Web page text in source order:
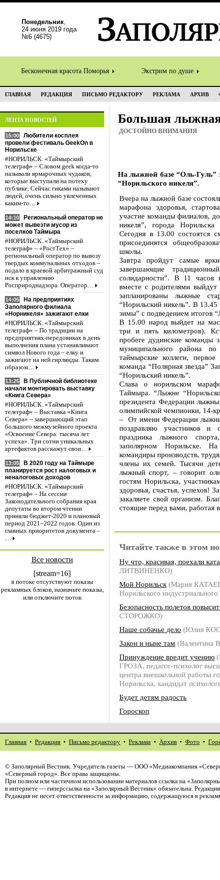
Понедельник,
24 июня 2019 года
№6 (4675)
Бесконечная красота Поморья Экстрим по душе
ГЛАВНАЯ РЕДАКЦИЯ ПИСЬМО РЕДАКТОРУ РЕКЛАМА АРХИВ
ЛЕНТА НОВОСТЕЙ
15:00
Любители косплея
провели фестиваль GeekOn в
Норильске
#НОРИЛЬСК. «Таймырский
телеграф» – Словом geek когда-то
называли ярмарочных чудаков,
которые выступали на потеху
публике. Сейчас гиками называют
людей, очень сильно увлеченных
каким-то…
14:10
Региональный оператор не
может вывезти мусор из
поселков Таймыра
#НОРИЛЬСК. «Таймырский
телеграф» – «РостТех» –
региональный оператор по вывозу
твердых коммунальных отходов –
подало в краевой арбитражный суд
иск к управлению
Росприроднадзора. Оператор…
14:05
На предприятиях
Заполярного филиала
«Норникеля» зажигают елки
#НОРИЛЬСК. «Таймырский
телеграф» – По традиции на
предприятиях-передовиках в день
выполнения плана устанавливают
символ Нового года – елку и
зажигают на ней гирлянды. Таким
образом…
13:25
В Публичной библиотеке
начали монтировать выставку
«Книга Севера»
#НОРИЛЬСК. «Таймырский
телеграф» – Выставка «Книга
Севера» – завершающий этап
большого межмузейного проекта
«Освоение Севера: тысяча лет
успеха». Три сотни уникальных
артефактов расскажут свои…
13:05
В 2020 году на Таймыре
планируется рост налоговых и
неналоговых доходов
#НОРИЛЬСК. «Таймырский
телеграф» – На сессии
Законодательного собрания края
депутаты во втором чтении
приняли бюджет-2020 и плановый
период 2021–2022 годов. Один из
главных приоритетов документа –
…
Все новости
[stream=16]
в потоке отсутствуют показы
рекламных блоков, назначьте показы,
или отключите поток
Большая лыжная
ДОСТОЙНО ВНИМАНИЯ
На лыжной базе “Оль-Гуль”
“Норильского никеля”.
Вчера на лыжной базе
марафона здоровья,
участие команды филиалов,
никеля”, города
Сегодня в 13.00 состоятся
присоединятся
школы.
Завтра пройдут самые
завершающие
солидарности”. В 11 часов
вместе с родителями
запланированы лыжные
“Норильский никель”. В
зимы” с подведением итогов
В 15.00 народ выйдет на
три и пять километров).
пробеге дудинские команды
муниципального района
таймырские коллеги,
команда “Полярная звезда”
“Норильский никель”.
Слава о норильском
Таймыра. “Лыжне
президента Федерации
олимпийской чемпионки, 14-
– От имени Федерации
поздравляю участников и
праздника лыжного
заполярном Норильске.
командиры производств,
члены их семей. Тысячи
лыжный спорт, – говорит
гостям Норильска,
здоровья, счастья, успехов!
закаляете свой организм.
стоящие перед вами, работая
Читайте также в этом
Ну что, красивая, поехали
ЛИТВИНЕНКО)
Мой Норильск (Мария
Норильского индустриального
Безопасность полетов
СТОРОЖКО)
Наше собачье дело (Юлия
Закон и ныне там (Валентина
Принуждение вредит учению
ГРОЗА, педагог-психолог
центра внешкольной работы
Норильска, кандидат
Будет детям радость
Гороскоп
Главная • Редакция • Письмо редактору • Реклама • Архив • Фото •
© Заполярный Вестник. Учредитель газеты — ООО «Медиакомпания
«Северный город». Все права защищены.
При полном или частичном использовании материалов ссылка на
в интернете — гиперссылка на «Заполярный Вестник» обязательна.
Редакция не несет ответственности за информацию, содержащуюся в